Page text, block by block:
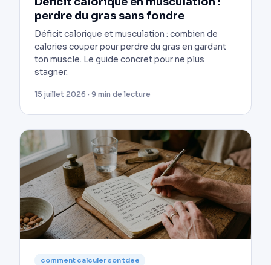
perdre du gras sans fondre
Déficit calorique et musculation : combien de
calories couper pour perdre du gras en gardant
ton muscle. Le guide concret pour ne plus
stagner.
15 juillet 2026 · 9 min de lecture
comment calculer son tdee